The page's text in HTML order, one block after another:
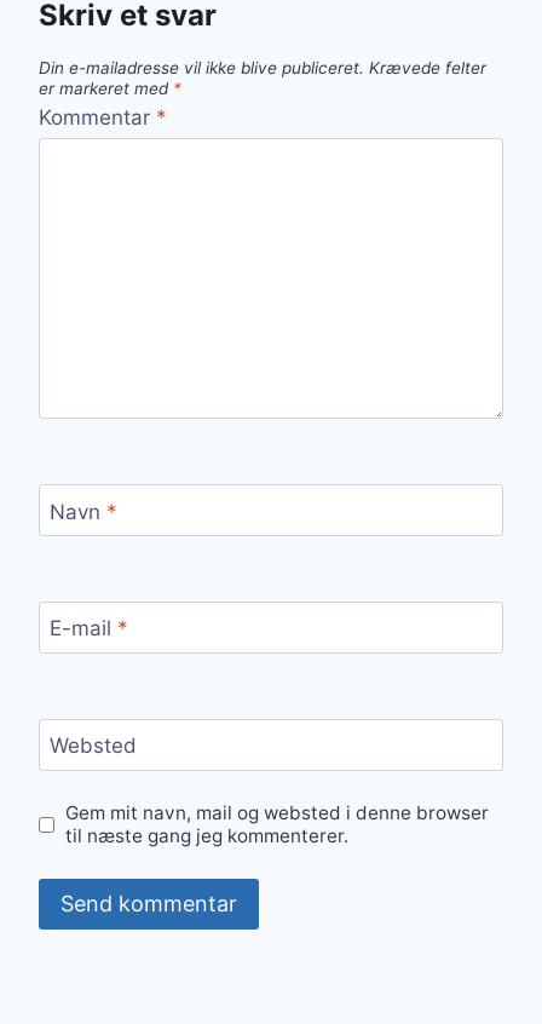
Skriv et svar
Din e-mailadresse vil ikke blive publiceret. Krævede felter
er markeret med *
Kommentar *
Navn *
E-mail *
Websted
Gem mit navn, mail og websted i denne browser
til næste gang jeg kommenterer.